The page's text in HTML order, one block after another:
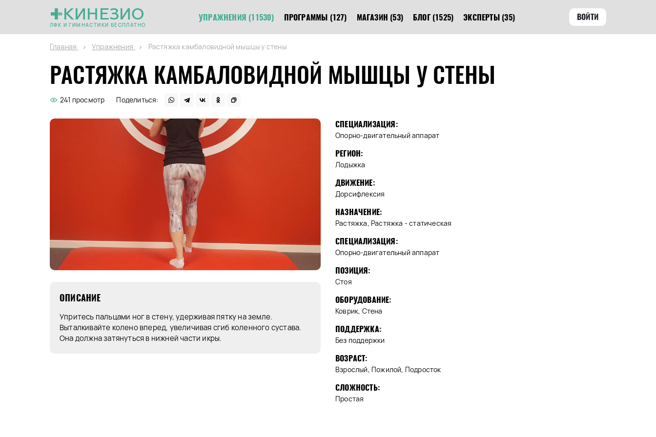
КИНЕЗИО
ЛФК И ГИМНАСТИКИ БЕСПЛАТНО
УПРАЖНЕНИЯ (11530) ПРОГРАММЫ (127) МАГАЗИН (53) БЛОГ (1525) ЭКСПЕРТЫ (35) ВОЙТИ
Главная Упражнения Растяжка камбаловидной мышцы у стены
РАСТЯЖКА КАМБАЛОВИДНОЙ МЫШЦЫ У СТЕНЫ
241 просмотр Поделиться:
ОПИСАНИЕ
Упритесь пальцами ног в стену, удерживая пятку на земле.
Выталкивайте колено вперед, увеличивая сгиб коленного сустава.
Она должна затянуться в нижней части икры.
СПЕЦИАЛИЗАЦИЯ:
Опорно-двигательный аппарат
РЕГИОН:
Лодыжка
ДВИЖЕНИЕ:
Дорсифлексия
НАЗНАЧЕНИЕ:
Растяжка, Растяжка - статическая
СПЕЦИАЛИЗАЦИЯ:
Опорно-двигательный аппарат
ПОЗИЦИЯ:
Стоя
ОБОРУДОВАНИЕ:
Коврик, Стена
ПОДДЕРЖКА:
Без поддержки
ВОЗРАСТ:
Взрослый, Пожилой, Подросток
СЛОЖНОСТЬ:
Простая